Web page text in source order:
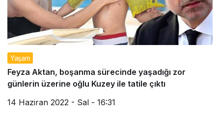
Yaşam
Feyza Aktan, boşanma sürecinde yaşadığı zor
günlerin üzerine oğlu Kuzey ile tatile çıktı
14 Haziran 2022 - Sal - 16:31